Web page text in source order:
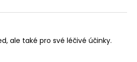
ale také pro své léčivé účinky.